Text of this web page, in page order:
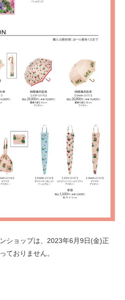
ショップは、2023年6月9日(金)正
ておりません。